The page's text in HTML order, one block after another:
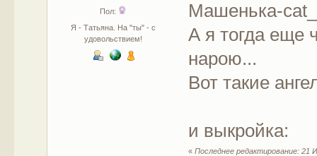
Пол:
Я - Татьяна. На "ты" - с
удовольствием!
Машенька-
А я тогда еще
нарою...
Вот такие
и выкройка:
«Последнее редактирование: 21